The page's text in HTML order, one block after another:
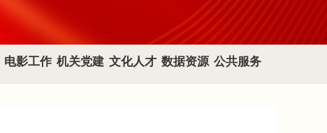
电影工作 机关党建 文化人才 数据资源 公共服务